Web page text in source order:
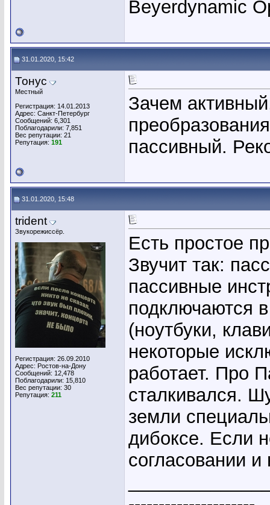
Beyerdynamic
31.01.2020, 15:42
Тонус
Местный
Регистрация: 14.01.2013
Адрес: Санкт-Петербург
Сообщений: 6,301
Поблагодарили: 7,851
Вес репутации: 21
Репутация: 191
Зачем
пассивный.
31.01.2020, 15:48
trident
Звукорежиссёр.
Регистрация: 26.09.2010
Адрес: Ростов-на-Дону
Сообщений: 12,478
Поблагодарили: 15,810
Вес репутации: 30
Репутация: 211
Есть простое
Звучит так:
пассивные
подключаются
(ноутбуки,
некоторые
работает. Про
сталкивался.
земли
дибоксе. Если
согласовании